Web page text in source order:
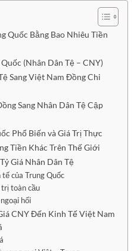
Quốc Bằng Bao Nhiêu Tiền
(Nhân Dân Tệ – CNY)
Sang Việt Nam Đồng Chi
Sang Nhân Dân Tệ Cập
Phổ Biến và Giá Trị Thực
Tiền Khác Trên Thế Giới
Giá Nhân Dân Tệ
của Trung Quốc
trị toàn cầu
hối
CNY Đến Kinh Tế Việt Nam